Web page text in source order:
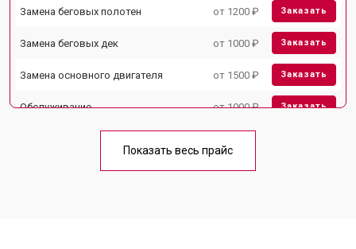
Замена беговых полотен от 1200 ₽ Заказать
Замена беговых дек от 1000 ₽ Заказать
Замена основного двигателя от 1500 ₽ Заказать
Обслуживание от 1000 ₽ Заказать
Замена блока питания от 1000 ₽
Показать весь прайс